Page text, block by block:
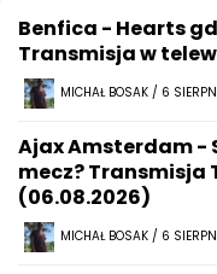
Benfica - Hearts
Transmisja w
MICHAŁ BOSAK / 6
Ajax Amsterdam -
mecz? Transmisja
(06.08.2026)
MICHAŁ BOSAK / 6